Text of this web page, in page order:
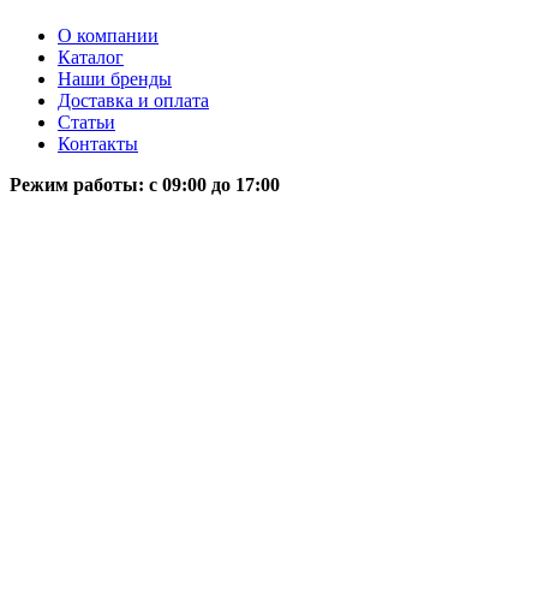
О компании
Каталог
Наши бренды
Доставка и оплата
Статьи
Контакты
Режим работы: c 09:00 до 17:00